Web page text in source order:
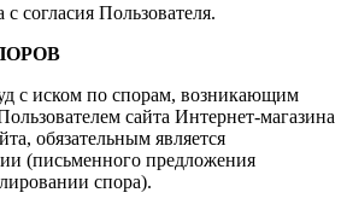
согласия Пользователя.
с иском по спорам, возникающим
сайта Интернет-магазина
обязательным является
(письменного предложения
спора).